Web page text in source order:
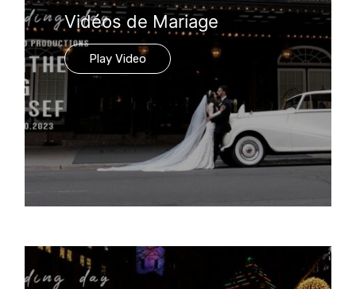
Vidéos de Mariage
Play Video